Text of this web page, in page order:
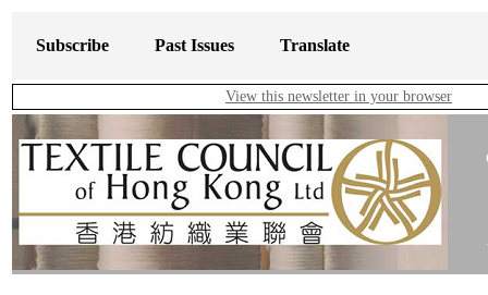
Subscribe Past Issues Translate
View this newsletter in your browser